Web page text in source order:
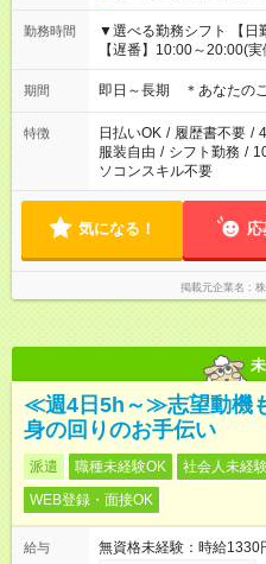
勤務時間
▼選べる勤務シフト 【日
【遅番】10:00～20:00(
期間 即日～長期 ＊あなたの
特徴 日払いOK / 履歴書不要 /
服装自由 / シフト勤務 /
ソコンスキル不要
気になる！ 応
掲載元企業名
≪週4日5h～≫志望動機
身の回りのお手伝い
派遣 職種未経験OK 社会人未経
WEB登録・面接OK
給与
無資格未経験：時給